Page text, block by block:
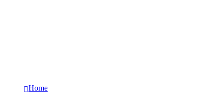
Home